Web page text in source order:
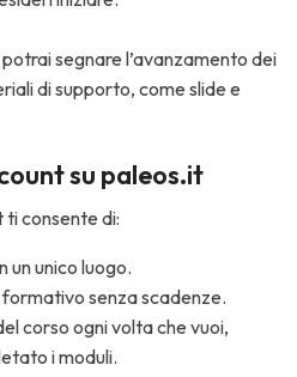
segnare l’avanzamento dei
di supporto, come slide e
su paleos.it
ti consente di:
un unico luogo.
senza scadenze.
corso ogni volta che vuoi,
i moduli.